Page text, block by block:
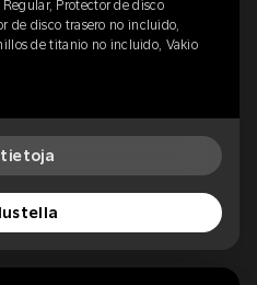
Protector de disco
de disco trasero no incluido,
de titanio no incluido, Vakio